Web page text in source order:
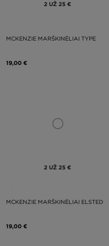
2 UŽ 25 €
MCKENZIE MARŠKINĖLIAI TYPE
19,00 €
2 UŽ 25 €
MCKENZIE MARŠKINĖLIAI ELSTED
19,00 €